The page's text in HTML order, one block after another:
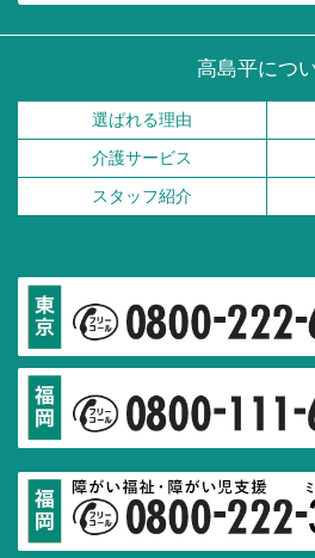
高島平につ
選ばれる理由
介護サービス
スタッフ紹介